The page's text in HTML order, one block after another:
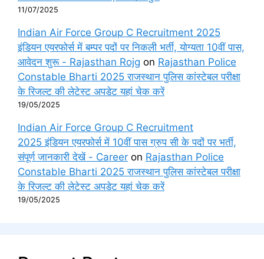
11/07/2025
Indian Air Force Group C Recruitment 2025
इंडियन एयरफोर्स में बम्पर पदों पर निकली भर्ती, योग्यता 10वीं पास,
आवेदन शुरू - Rajasthan Rojg on Rajasthan Police
Constable Bharti 2025 राजस्थान पुलिस कांस्टेबल परीक्षा
के रिजल्ट की लेटेस्ट अपडेट यहां चेक करें
19/05/2025
Indian Air Force Group C Recruitment
2025 इंडियन एयरफोर्स में 10वीं पास ग्रुप सी के पदों पर भर्ती,
संपूर्ण जानकारी देखें - Career on Rajasthan Police
Constable Bharti 2025 राजस्थान पुलिस कांस्टेबल परीक्षा
के रिजल्ट की लेटेस्ट अपडेट यहां चेक करें
19/05/2025